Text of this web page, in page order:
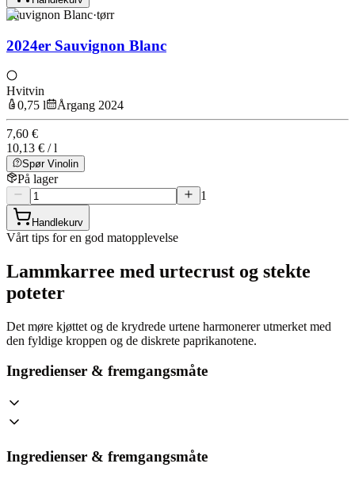
Sauvignon Blanc·tørr
2024er Sauvignon Blanc
Hvitvin
0,75 l
Årgang 2024
7,60 €
10,13 € / l
Spør Vinolin
På lager
1
Handlekurv
Vårt tips for en god matopplevelse
Lammkarree med urtecrust og stekte
poteter
Det møre kjøttet og de krydrede urtene harmonerer utmerket med
den fyldige kroppen og de diskrete paprikanotene.
Ingredienser & fremgangsmåte
Ingredienser & fremgangsmåte